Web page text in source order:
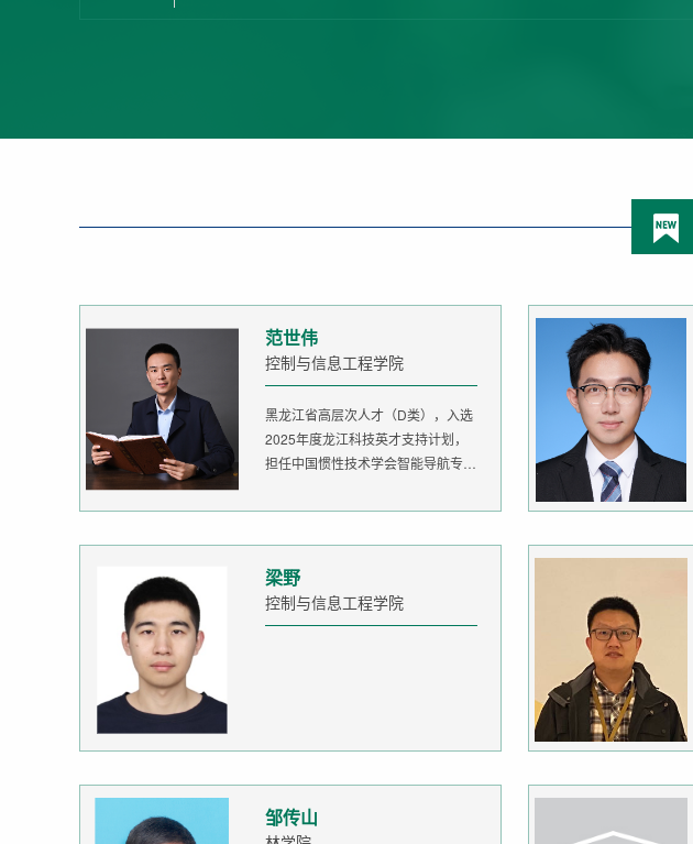
范世伟
控制与信息工程学院
黑龙江省高层次人才（D类），入选
2025年度龙江科技英才支持计划，
担任中国惯性技术学会智能导航专委
梁野
控制与信息工程学院
邹传山